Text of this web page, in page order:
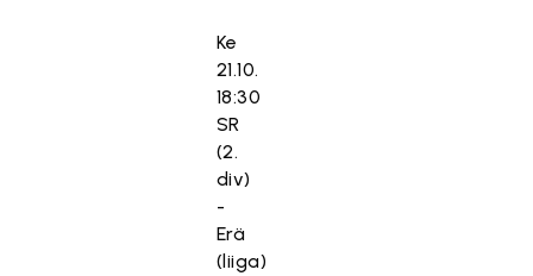
Ke
21.10.
18:30
SR
(2.
div)
-
Erä
(liiga)